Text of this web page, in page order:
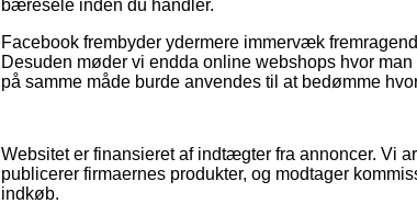
bæresele inden du handler.
Facebook frembyder ydermere immervæk
Desuden møder vi endda online webshops hvor
på samme måde burde anvendes til at bedømme
Websitet er finansieret af indtægter fra annoncer. Vi
publicerer firmaernes produkter, og modtager
indkøb.